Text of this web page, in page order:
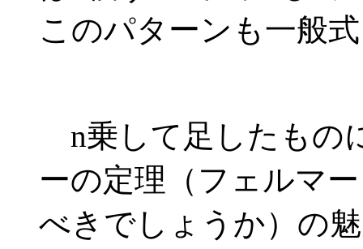
このパターンも一般
n乗して足したもの
ーの定理（フェルマ
べきでしょうか）の